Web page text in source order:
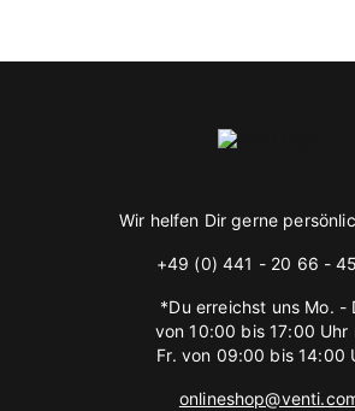
Wir helfen Dir gerne
+49 (0) 441 - 20 66 -
*Du erreichst uns Mo. -
von 10:00 bis 17:00 Uhr
Fr. von 09:00 bis 14:00